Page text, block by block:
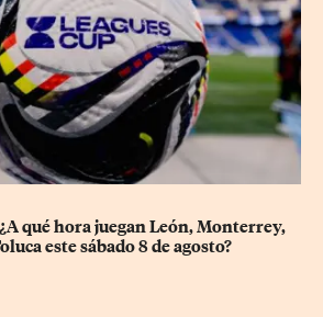
qué hora juegan León, Monterrey,
este sábado 8 de agosto?